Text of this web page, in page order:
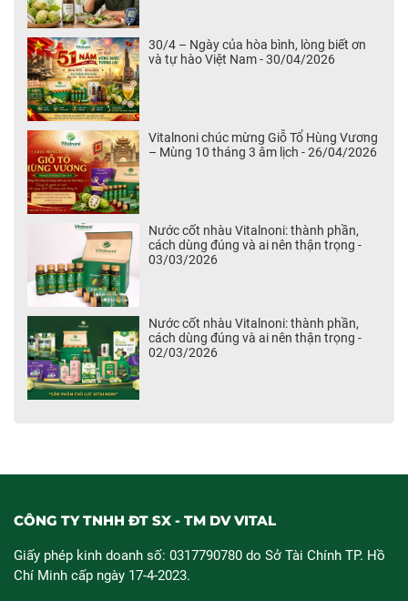
30/4 – Ngày của hòa bình, lòng biết ơn
và tự hào Việt Nam - 30/04/2026
Vitalnoni chúc mừng Giỗ Tổ Hùng Vương
– Mùng 10 tháng 3 âm lịch - 26/04/2026
Nước cốt nhàu Vitalnoni: thành phần,
cách dùng đúng và ai nên thận trọng -
03/03/2026
Nước cốt nhàu Vitalnoni: thành phần,
cách dùng đúng và ai nên thận trọng -
02/03/2026
CÔNG TY TNHH ĐT SX - TM DV VITAL
Giấy phép kinh doanh số: 0317790780 do Sở Tài Chính TP. Hồ
Chí Minh cấp ngày 17-4-2023.